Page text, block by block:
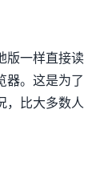
版一样直接读
器。这是为了
比大多数人